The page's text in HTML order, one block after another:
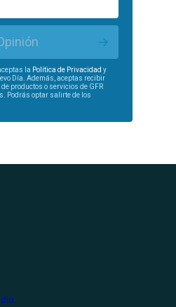
la Política de Privacidad y
Día. Además, aceptas recibir
productos o servicios de GFR
Podrás optar salirte de los